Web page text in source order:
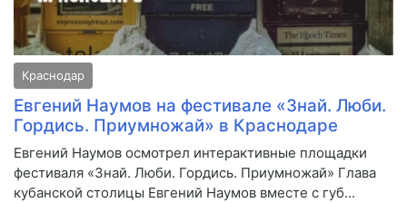
Краснодар
Евгений Наумов на фестивале «Знай. Люби.
Гордись. Приумножай» в Краснодаре
Евгений Наумов осмотрел интерактивные площадки
фестиваля «Знай. Люби. Гордись. Приумножай» Глава
кубанской столицы Евгений Наумов вместе с губ...